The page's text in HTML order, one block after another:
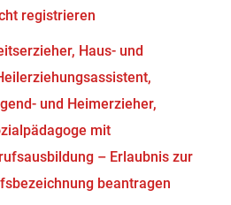
registrieren
Haus- und
und Heimerzieher,
mit
– Erlaubnis zur
beantragen